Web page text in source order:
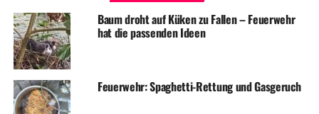
Baum droht auf Küken zu Fallen – Feuerwehr
hat die passenden Ideen
Feuerwehr: Spaghetti-Rettung und Gasgeruch